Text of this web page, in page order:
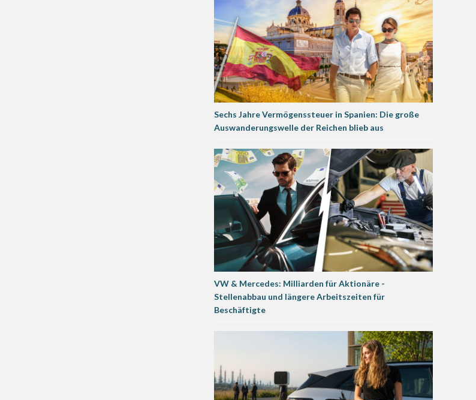
Sechs Jahre Vermögenssteuer in Spanien: Die große
Auswanderungswelle der Reichen blieb aus
VW & Mercedes: Milliarden für Aktionäre -
Stellenabbau und längere Arbeitszeiten für
Beschäftigte